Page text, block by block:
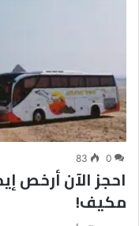
0
83
مكيف!